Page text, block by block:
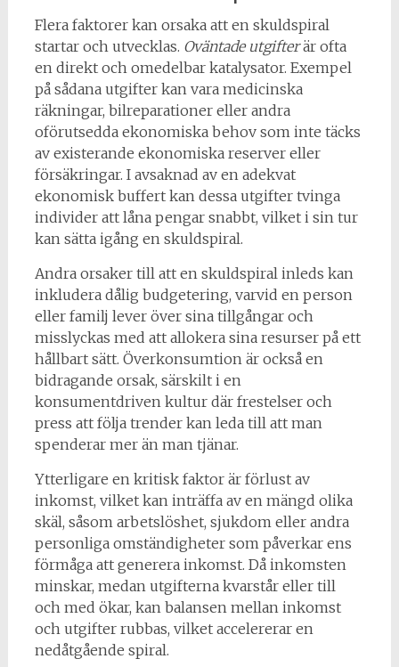
Flera faktorer kan orsaka att en skuldspiral
startar och utvecklas. Oväntade utgifterär ofta
en direkt och omedelbar katalysator. Exempel
på sådana utgifter kan vara medicinska
räkningar, bilreparationer eller andra
oförutsedda ekonomiska behov som inte täcks
av existerande ekonomiska reserver eller
försäkringar. I avsaknad av en adekvat
ekonomisk buffert kan dessa utgifter tvinga
individer att låna pengar snabbt, vilket i sin tur
kan sätta igång en skuldspiral.
Andra orsaker till att en skuldspiral inleds kan
inkludera dålig budgetering, varvid en person
eller familj lever över sina tillgångar och
misslyckas med att allokera sina resurser på ett
hållbart sätt. Överkonsumtion är också en
bidragande orsak, särskilt i en
konsumentdriven kultur där frestelser och
press att följa trender kan leda till att man
spenderar mer än man tjänar.
Ytterligare en kritisk faktor är förlust av
inkomst, vilket kan inträffa av en mängd olika
skäl, såsom arbetslöshet, sjukdom eller andra
personliga omständigheter som påverkar ens
förmåga att generera inkomst. Då inkomsten
minskar, medan utgifterna kvarstår eller till
och med ökar, kan balansen mellan inkomst
och utgifter rubbas, vilket accelererar en
nedåtgående spiral.